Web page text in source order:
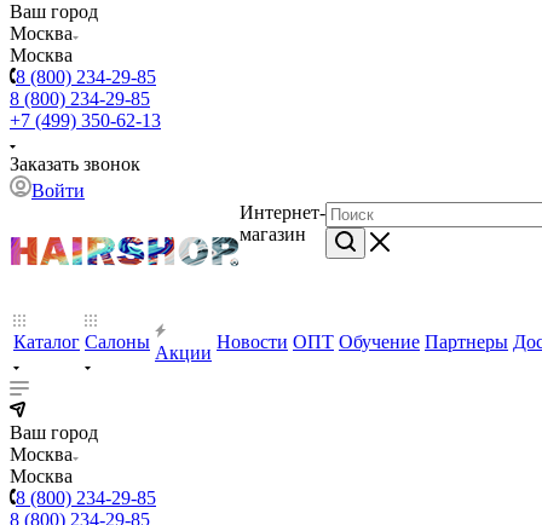
Ваш город
Москва
Москва
8 (800) 234-29-85
8 (800) 234-29-85
+7 (499) 350-62-13
Заказать звонок
Войти
Интернет-
магазин
Каталог Салоны
Акции
Новости ОПТ Обучение Партнеры
Ваш город
Москва
Москва
8 (800) 234-29-85
8 (800) 234-29-85